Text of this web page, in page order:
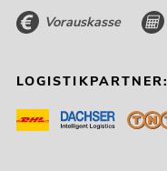
Vorauskasse
LOGISTIKPARTNER: